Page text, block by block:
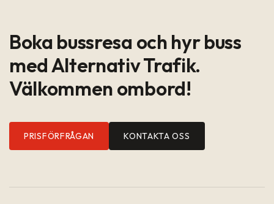
Boka bussresa och hyr buss
med Alternativ Trafik.
Välkommen ombord!
PRISFÖRFRÅGAN KONTAKTA OSS